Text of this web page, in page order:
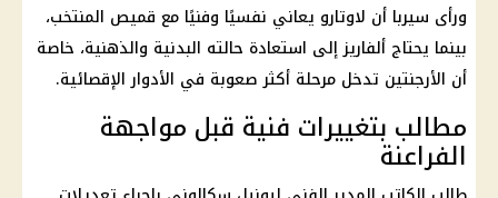
ورأى سيربا أن لاوتارو يعاني نفسيًا وفنيًا مع قميص المنتخب،
بينما يحتاج ألفاريز إلى استعادة حالته البدنية والذهنية، خاصة
أن الأرجنتين تدخل مرحلة أكثر صعوبة في الأدوار الإقصائية.
مطالب بتغييرات فنية قبل مواجهة
الفراعنة